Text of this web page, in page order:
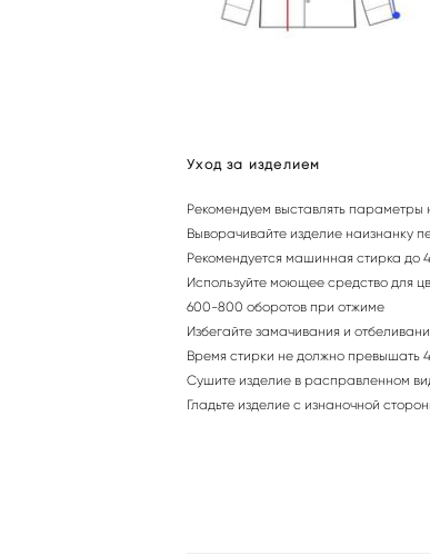
Уход за изделием
Рекомендуем выставлять
Выворачивайте изделие наизнанку
Рекомендуется машинная стирка до
Используйте моющее средство для
600-800 оборотов при отжиме
Избегайте замачивания и
Время стирки не должно превышать
Сушите изделие в расправленном
Гладьте изделие с изнаночной